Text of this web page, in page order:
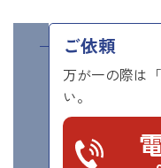
ご依頼
万が一の際は
い。